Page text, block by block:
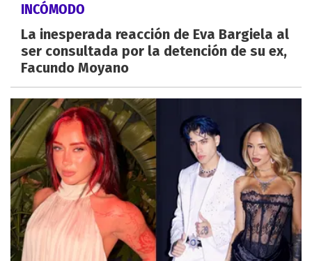
INCÓMODO
La inesperada reacción de Eva Bargiela al
ser consultada por la detención de su ex,
Facundo Moyano